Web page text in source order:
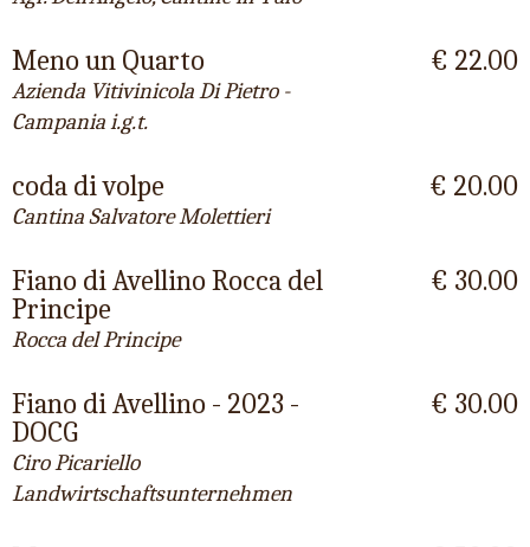
Meno un Quarto
Azienda Vitivinicola Di Pietro -
Campania i.g.t.
€ 22.00
coda di volpe
Cantina Salvatore Molettieri
€ 20.00
Fiano di Avellino Rocca del
Principe
Rocca del Principe
€ 30.00
Fiano di Avellino - 2023 -
DOCG
Ciro Picariello
Landwirtschaftsunternehmen
€ 30.00